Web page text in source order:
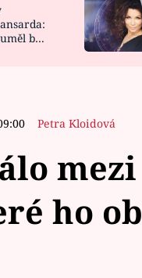
by
Petra Kloidová
ho